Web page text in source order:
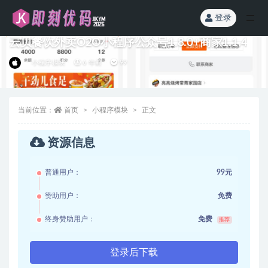
登录
云贝餐饮外卖O2O小程序公众号1.8.0+商家1.1.4
小程序模块 6 年前 99
当前位置： 首页 小程序模块 正文
资源信息
普通用户： 99元
赞助用户： 免费
终身赞助用户： 免费 推荐
登录后下载